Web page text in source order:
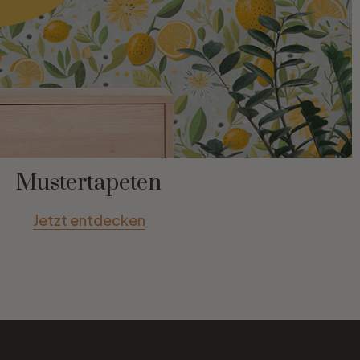
Mustertapeten
Jetzt entdecken